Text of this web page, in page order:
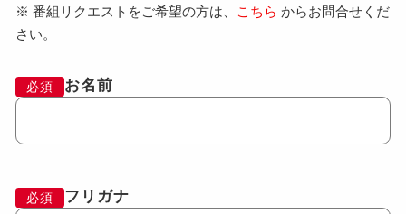
※ 番組リクエストをご希望の方は、 こちら からお問合せくだ
さい。
お名前
必須
フリガナ
必須